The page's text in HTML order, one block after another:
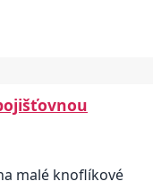
malé knoflíkové